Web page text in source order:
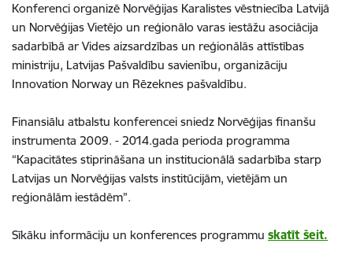
Konferenci organizē Norvēģijas Karalistes vēstniecība Latvijā
un Norvēģijas Vietējo un reģionālo varas iestāžu asociācija
sadarbībā ar Vides aizsardzības un reģionālās attīstības
ministriju, Latvijas Pašvaldību savienību, organizāciju
Innovation Norway un Rēzeknes pašvaldību.
Finansiālu atbalstu konferencei sniedz Norvēģijas finanšu
instrumenta 2009. - 2014.gada perioda programma
“Kapacitātes stiprināšana un institucionālā sadarbība starp
Latvijas un Norvēģijas valsts institūcijām, vietējām un
reģionālām iestādēm”.
Sīkāku informāciju un konferences programmu skatīt šeit.